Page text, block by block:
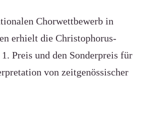
Chorwettbewerb in
erhielt die Christophorus-
1. Preis und den Sonderpreis für
von zeitgenössischer